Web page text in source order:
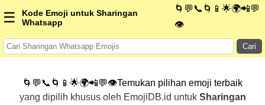
☰
Kode Emoji untuk Sharingan
Whatsapp
🌀💬📞🌀📱🌟🌍📲💬
👁️
Cari
🌀💬📞🌀📱🌟🌍📲💬👁️Temukan pilihan emoji terbaik
yang dipilih khusus oleh EmojiDB.id untuk Sharingan